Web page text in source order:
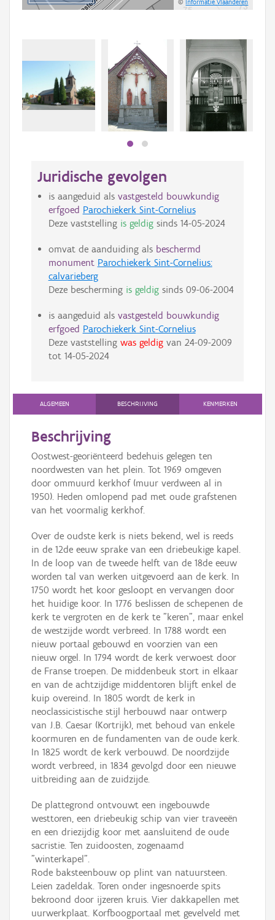
©Informatie Vlaanderen
Juridische gevolgen
is aangeduid als vastgesteld bouwkundig
erfgoed Parochiekerk Sint-Cornelius
Deze vaststelling is geldigsinds 14-05-2024
omvat de aanduiding als beschermd
monument Parochiekerk Sint-Cornelius:
calvarieberg
Deze bescherming is geldigsinds 09-06-2004
is aangeduid als vastgesteld bouwkundig
erfgoed Parochiekerk Sint-Cornelius
Deze vaststelling was geldigvan 24-09-2009
tot 14-05-2024
ALGEMEEN BESCHRIJVING KENMERKEN
Beschrijving
Oostwest-georiënteerd bedehuis gelegen ten
noordwesten van het plein. Tot 1969 omgeven
door ommuurd kerkhof (muur verdween al in
1950). Heden omlopend pad met oude grafstenen
van het voormalig kerkhof.
Over de oudste kerk is niets bekend, wel is reeds
in de 12de eeuw sprake van een driebeukige kapel.
In de loop van de tweede helft van de 18de eeuw
worden tal van werken uitgevoerd aan de kerk. In
1750 wordt het koor gesloopt en vervangen door
het huidige koor. In 1776 beslissen de schepenen de
kerk te vergroten en de kerk te "keren", maar enkel
de westzijde wordt verbreed. In 1788 wordt een
nieuw portaal gebouwd en voorzien van een
nieuw orgel. In 1794 wordt de kerk verwoest door
de Franse troepen. De middenbeuk stort in elkaar
en van de achtzijdige middentoren blijft enkel de
kuip overeind. In 1805 wordt de kerk in
neoclassicistische stijl herbouwd naar ontwerp
van J.B. Caesar (Kortrijk), met behoud van enkele
koormuren en de fundamenten van de oude kerk.
In 1825 wordt de kerk verbouwd. De noordzijde
wordt verbreed, in 1834 gevolgd door een nieuwe
uitbreiding aan de zuidzijde.
De plattegrond ontvouwt een ingebouwde
westtoren, een driebeukig schip van vier traveeën
en een driezijdig koor met aansluitend de oude
sacristie. Ten zuidoosten, zogenaamd
"winterkapel".
Rode baksteenbouw op plint van natuursteen.
Leien zadeldak. Toren onder ingesnoerde spits
bekroond door ijzeren kruis. Vier dakkapellen met
uurwerkplaat. Korfboogportaal met gevelveld met